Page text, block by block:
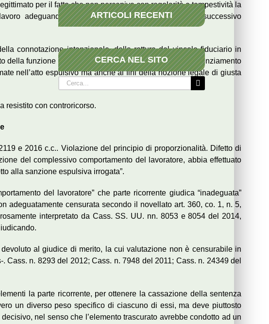
per il fatto che non percepiva con regolarità e tempestività la
adeguandosi a ciò soltanto dopo un ulteriore e successivo
connotazione intenzionale, della rottura del vincolo fiduciario in
funzione di capo-squadra”, hanno considerato il licenziamento
nell’atto espulsivo ma anche ai fini della nozione legale di giusta
resistito con controricorso.
e 2016 c.c.. Violazione del principio di proporzionalità. Difetto di
del complessivo comportamento del lavoratore, abbia effettuato
alla sanzione espulsiva irrogata”.
del lavoratore” che parte ricorrente giudica “inadeguata”
adeguatamente censurata secondo il novellato art. 360, co. 1, n. 5,
interpretato da Cass. SS. UU. nn. 8053 e 8054 del 2014,
al giudice di merito, la cui valutazione non è censurabile in
n. 8293 del 2012; Cass. n. 7948 del 2011; Cass. n. 24349 del
la parte ricorrente, per ottenere la cassazione della sentenza
un diverso peso specifico di ciascuno di essi, ma deve piuttosto
nel senso che l’elemento trascurato avrebbe condotto ad un
ARTICOLI RECENTI
CERCA NEL SITO
Cerca
per: